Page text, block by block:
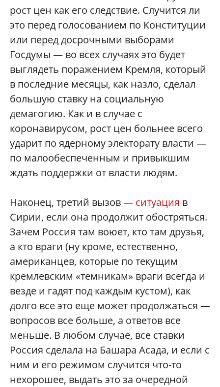
рост цен как его следствие. Случится ли
это перед голосованием по Конституции
или перед досрочными выборами
Госдумы — во всех случаях это будет
выглядеть поражением Кремля, который
в последние месяцы, как назло, сделал
большую ставку на социальную
демагогию. Как и в случае с
коронавирусом, рост цен больнее всего
ударит по ядерному электорату власти —
по малообеспеченным и привыкшим
ждать поддержки от власти людям.
Наконец, третий вызов — ситуация в
Сирии, если она продолжит обостряться.
Зачем Россия там воюет, кто там друзья,
а кто враги (ну кроме, естественно,
американцев, которые по текущим
кремлевским «темникам» враги всегда и
везде и гадят под каждым кустом), как
долго все это еще может продолжаться —
вопросов все больше, а ответов все
меньше. В любом случае, все ставки
Россия сделала на Башара Асада, и если с
ним и его режимом случится что-то
нехорошее, выдать это за очередной